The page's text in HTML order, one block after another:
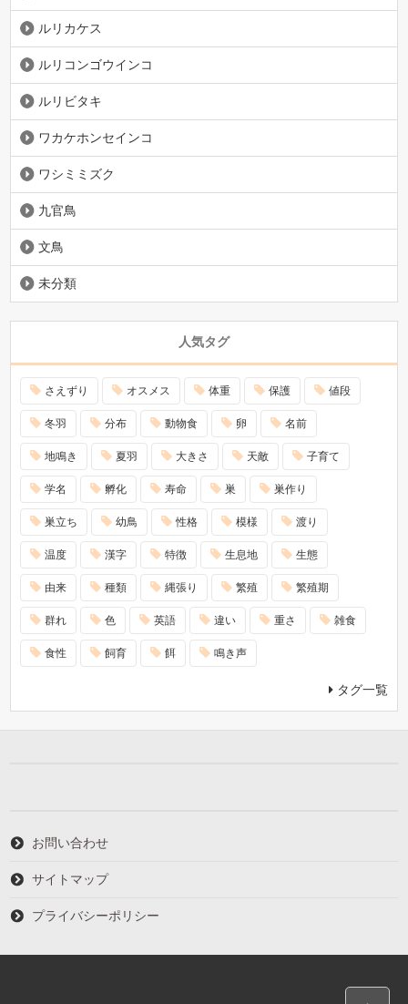
ルリカケス
ルリコンゴウインコ
ルリビタキ
ワカケホンセインコ
ワシミミズク
九官鳥
文鳥
未分類
人気タグ
さえずり オスメス 体重 保護 値段
冬羽 分布 動物食 卵 名前
地鳴き 夏羽 大きさ 天敵 子育て
学名 孵化 寿命 巣 巣作り
巣立ち 幼鳥 性格 模様 渡り
温度 漢字 特徴 生息地 生態
由来 種類 縄張り 繁殖 繁殖期
群れ 色 英語 違い 重さ 雑食
食性 飼育 餌 鳴き声
タグ一覧
お問い合わせ
サイトマップ
プライバシーポリシー